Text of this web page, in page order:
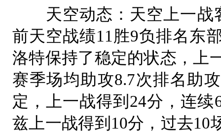
天空动态：天空上一战
前天空战绩11胜9负排名东
洛特保持了稳定的状态，上
赛季场均助攻8.7次排名助
定，上一战得到24分，连
兹上一战得到10分，过去10